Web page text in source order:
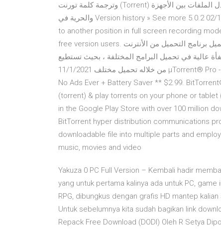
وترجمة كلمة تورنت (Torrent) فهي تعني ( السيل ) والمعنى الدقيق للكلمة تعني عملية تبادل الملفات بين الأجهزة
والحرية في Version history » See more 5.0.2 02/16/2021. The recording control bar is now able to be moved
to another position in full screen recording
free version users. تحميل برنامج التحميل من الأنترنت uTorrent للويندوز. يعد برنامج uTorrent من أفضل البرامج في
عالية في تحميل البرامج المختلفة ، بحيث تستطيع
من خلاله تحميل مختلف 11/1/2021 µTorrent® Pro - Torrent App. BitTorrent, Inc. #1 Torrent App on Android **
No Ads Ever + Battery Saver ** $2.99.
(torrent) & play torrents on your phone or
in the Google Play Store with over 100 million
BitTorrent hyper distribution communications
downloadable file into multiple parts and
music, movies and video
Yakuza 0 PC Full Version – Kembali hadir
yang untuk pertama kalinya ada untuk PC,
RPG, dibungkus dengan grafis HD mantep
Untuk sebelumnya kita sudah bagikan link
Repack Free Download (DODI) Oleh R Setya